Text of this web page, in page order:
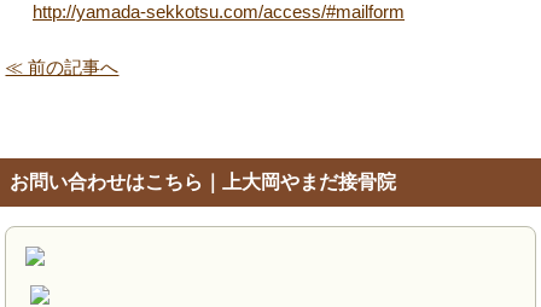
http://yamada-sekkotsu.com/access/#mailform
≪ 前の記事へ
お問い合わせはこちら｜上大岡やまだ接骨院